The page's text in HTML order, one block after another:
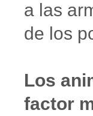
a las
de los
Los
factor